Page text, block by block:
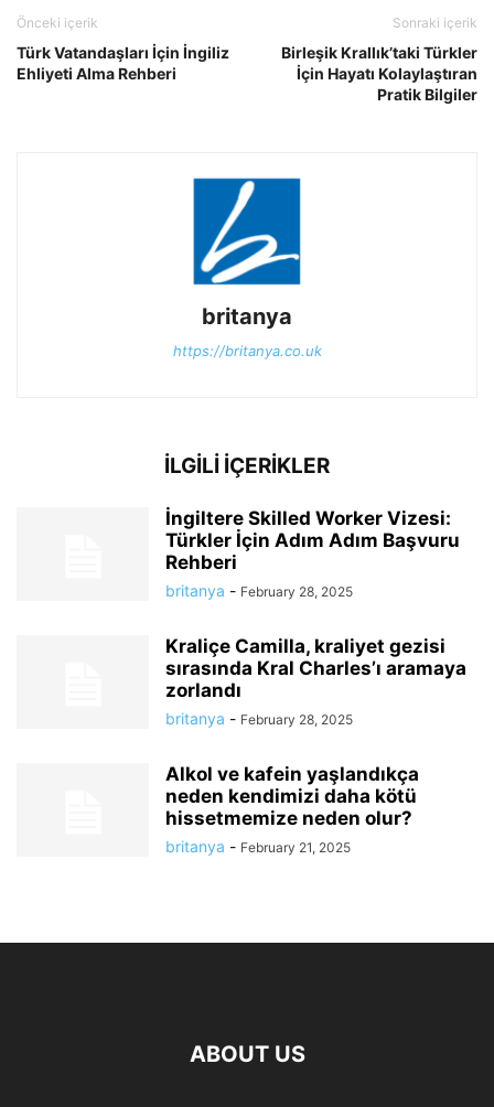
Önceki içerik
Türk Vatandaşları İçin İngiliz
Ehliyeti Alma Rehberi
Sonraki içerik
Birleşik Krallık’taki Türkler
İçin Hayatı Kolaylaştıran
Pratik Bilgiler
britanya
https://britanya.co.uk
İLGİLİ İÇERİKLER
İngiltere Skilled Worker Vizesi:
Türkler İçin Adım Adım Başvuru
Rehberi
britanya - February 28, 2025
Kraliçe Camilla, kraliyet gezisi
sırasında Kral Charles’ı aramaya
zorlandı
britanya - February 28, 2025
Alkol ve kafein yaşlandıkça
neden kendimizi daha kötü
hissetmemize neden olur?
britanya - February 21, 2025
ABOUT US